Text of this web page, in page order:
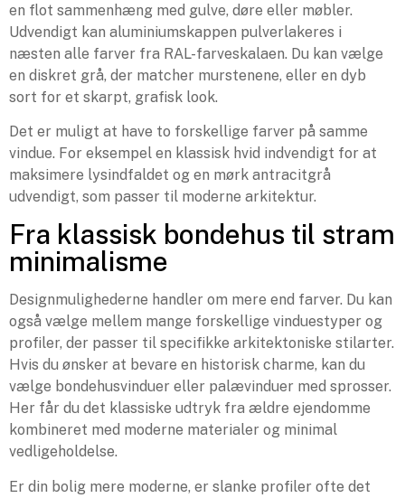
en flot sammenhæng med gulve, døre eller møbler.
Udvendigt kan aluminiumskappen pulverlakeres i
næsten alle farver fra RAL-farveskalaen. Du kan vælge
en diskret grå, der matcher murstenene, eller en dyb
sort for et skarpt, grafisk look.
Det er muligt at have to forskellige farver på samme
vindue. For eksempel en klassisk hvid indvendigt for at
maksimere lysindfaldet og en mørk antracitgrå
udvendigt, som passer til moderne arkitektur.
Fra klassisk bondehus til stram
minimalisme
Designmulighederne handler om mere end farver. Du kan
også vælge mellem mange forskellige vinduestyper og
profiler, der passer til specifikke arkitektoniske stilarter.
Hvis du ønsker at bevare en historisk charme, kan du
vælge bondehusvinduer eller palævinduer med sprosser.
Her får du det klassiske udtryk fra ældre ejendomme
kombineret med moderne materialer og minimal
vedligeholdelse.
Er din bolig mere moderne, er slanke profiler ofte det